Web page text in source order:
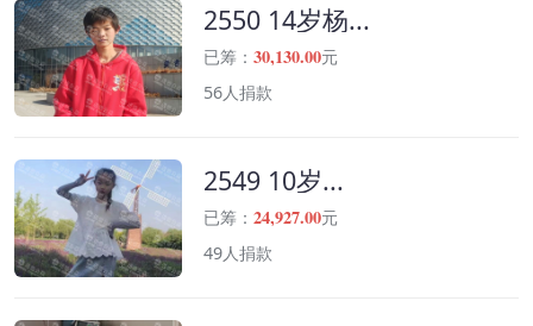
2550 14岁杨...
已筹： 30,130.00元
56人捐款
2549 10岁...
已筹： 24,927.00元
49人捐款